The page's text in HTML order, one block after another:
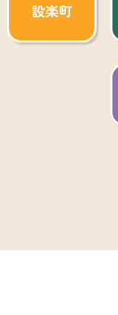
設楽町